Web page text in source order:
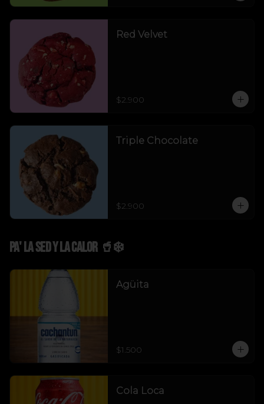
Red Velvet
$2.900
Triple Chocolate
$2.900
Pa' La Sed y La Calor 🥤❄️
Agüita
$1.500
Cola Loca